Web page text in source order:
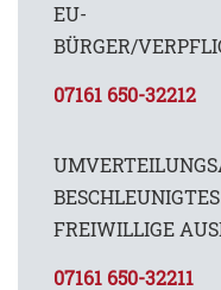
EU-
BÜRGER/
07161 650-32212
FREIWILLIGE
07161 650-32211